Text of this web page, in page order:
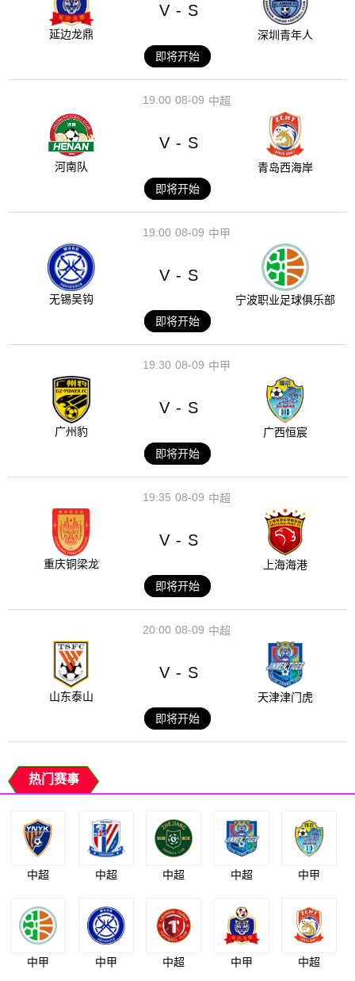
延边龙鼎
V - S
深圳青年人
即将开始
08-09
19:00 中超
河南队
V - S
青岛西海岸
即将开始
08-09
19:00 中甲
无锡吴钩
V - S
宁波职业足球俱乐部
即将开始
08-09
19:30 中甲
广州豹
V - S
广西恒宸
即将开始
08-09
19:35 中超
重庆铜梁龙
V - S
上海海港
即将开始
08-09
20:00 中超
山东泰山
V - S
天津津门虎
即将开始
热门赛事
中超 中超 中超 中超 中甲
中甲 中甲 中超 中甲 中超